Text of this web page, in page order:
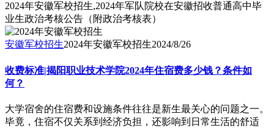
2024年安徽军校招生,2024年军队院校在安徽招收普通高中毕
业生政治考核公告（附政治考核表）
安徽军校招生2024年安徽军校招生2024/8/26
收费标准|揭阳职业技术学院2024年住宿费多少钱？条件如
何？
大学宿舍的住宿费和设施条件往往是新生最关心的问题之一。
毕竟，住宿不仅关系到经济负担，还影响到日常生活的舒适